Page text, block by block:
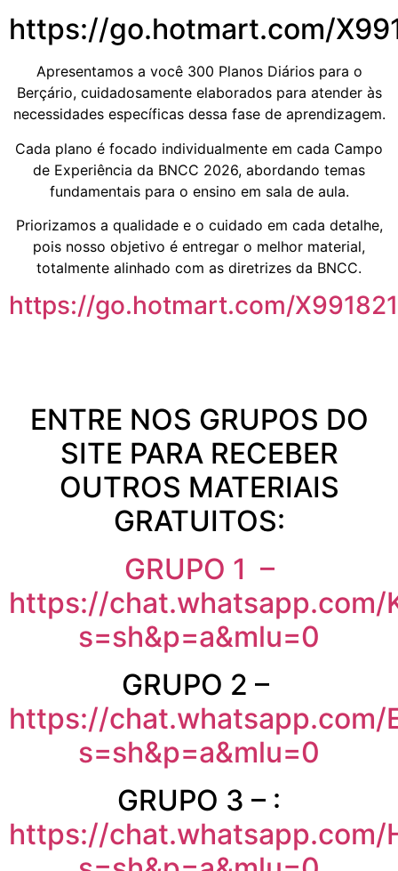
https://go.hotmart.com/
Apresentamos a você 300 Planos Diários para o
Berçário, cuidadosamente elaborados para atender às
necessidades específicas dessa fase de aprendizagem.
Cada plano é focado individualmente em cada Campo
de Experiência da BNCC 2026, abordando temas
fundamentais para o ensino em sala de aula.
Priorizamos a qualidade e o cuidado em cada detalhe,
pois nosso objetivo é entregar o melhor material,
totalmente alinhado com as diretrizes da BNCC.
https://go.hotmart.com/
ENTRE NOS GRUPOS DO
SITE PARA RECEBER
OUTROS MATERIAIS
GRATUITOS:
GRUPO 1 –
https://chat.whatsapp.com/
s=sh&p=a&mlu=0
GRUPO 2 –
https://chat.whatsapp.com/
s=sh&p=a&mlu=0
GRUPO 3 – :
https://chat.whatsapp.com/